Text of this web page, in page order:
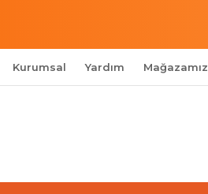
Kurumsal Yardım Mağazamız